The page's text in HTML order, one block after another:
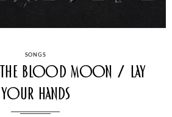
CATEGORIES
SONGS
Blood Moon / Lay
Your Hands